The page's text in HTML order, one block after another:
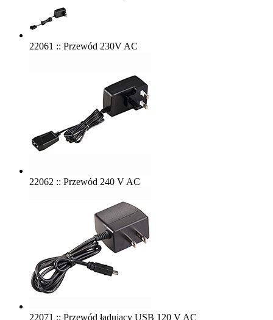
22061 :: Przewód 230V AC
22062 :: Przewód 240 V AC
22071 :: Przewód ładujący USB 120 V AC